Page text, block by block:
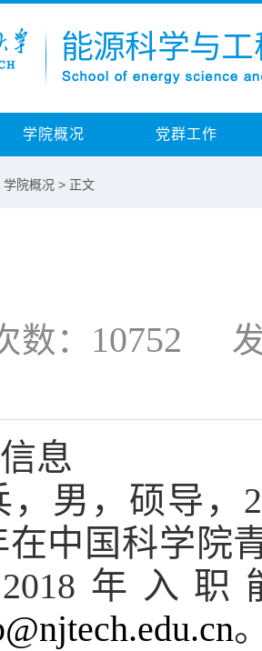
学院概况 党群工作
学院概况 > 正文
数： 10752 发
息
，男，硕导，
在中国科学院
2018 年入职